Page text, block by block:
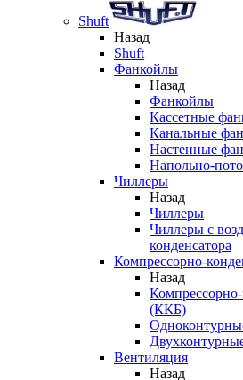
Shuft
Назад
Shuft
Фанкойлы
Назад
Фанкойлы
Кассетные
Канальные
Настенные
Напольно-
Чиллеры
Назад
Чиллеры
Чиллеры с
конденсатора
Компрессорно-
Назад
(ККБ)
Вентиляция
Назад